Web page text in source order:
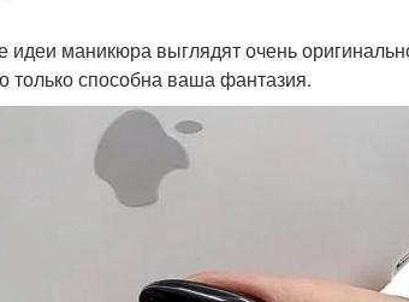
идеи маникюра выглядят очень
только способна ваша фантазия.